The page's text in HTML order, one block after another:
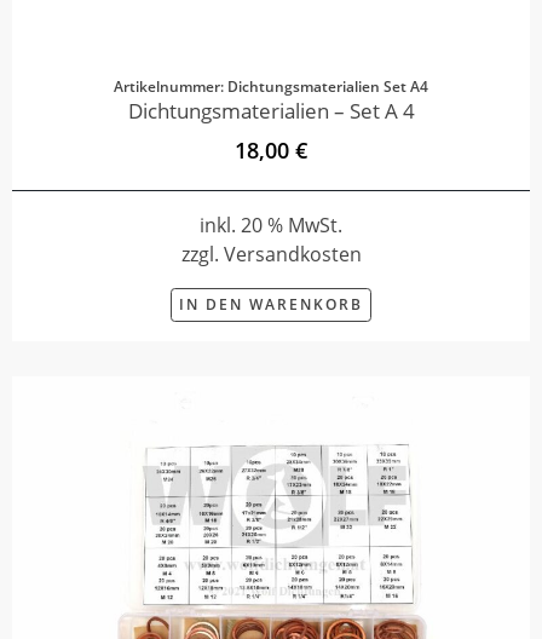
Artikelnummer: Dichtungsmaterialien Set A4
Dichtungsmaterialien – Set A 4
18,00 €
inkl. 20 % MwSt.
zzgl. Versandkosten
IN DEN WARENKORB